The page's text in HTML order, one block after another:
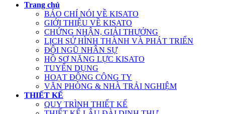
Trang chủ
BÁO CHÍ NÓI VỀ KISATO
GIỚI THIỆU VỀ KISATO
CHỨNG NHẬN, GIẢI THƯỞNG
LỊCH SỬ HÌNH THÀNH VÀ PHÁT TRIỂN
ĐỘI NGŨ NHÂN SỰ
HỒ SƠ NĂNG LỰC KISATO
TUYỂN DỤNG
HOẠT ĐỘNG CÔNG TY
VĂN PHÒNG & NHÀ TRẢI NGHIỆM
THIẾT KẾ
QUY TRÌNH THIẾT KẾ